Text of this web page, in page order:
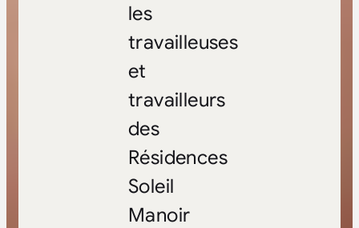
les
travailleuses
et
travailleurs
des
Résidences
Soleil
Manoir